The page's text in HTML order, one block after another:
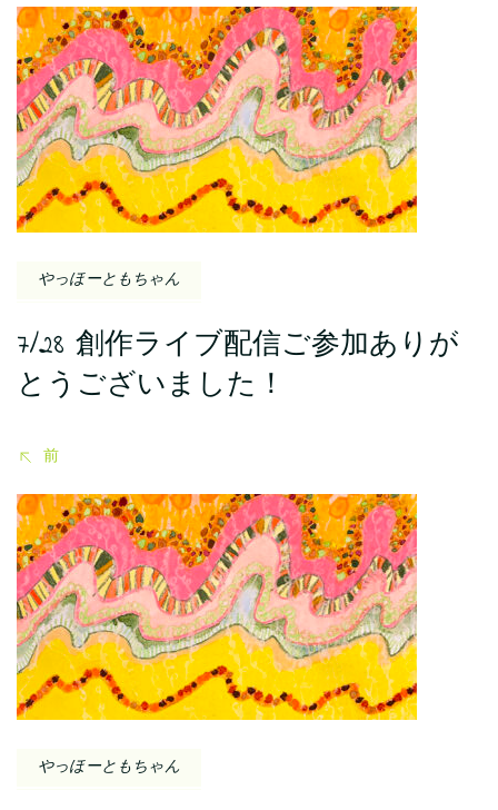
投
稿
ナ
ビ
ゲ
ー
シ
ョ
やっほーともちゃん
7/28 創作ライブ配信ご参加ありが
とうございました！
前
やっほーともちゃん